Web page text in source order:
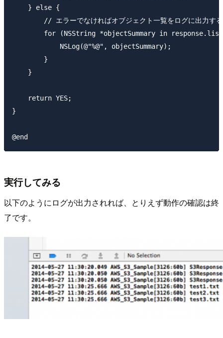
    } else {
        // エラーでなければオブジェクト一覧をログに出力する
for (NSString *objectSummary in
            NSLog(@"%@", objectSummary);
        }
    }
    return YES;
}
実行してみる
以下のようにログが出力されれば、とりえず動作の確認は終
了です。